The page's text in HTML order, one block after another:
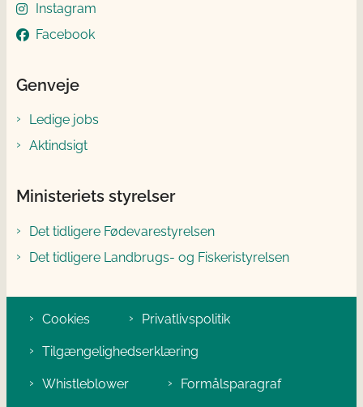
Instagram
Facebook
Genveje
Ledige jobs
Aktindsigt
Ministeriets styrelser
Det tidligere Fødevarestyrelsen
Det tidligere Landbrugs- og Fiskeristyrelsen
Cookies Privatlivspolitik
Tilgængelighedserklæring
Whistleblower Formålsparagraf